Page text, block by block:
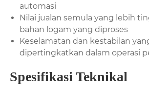
automasi
Nilai jualan semula yang lebih
bahan logam yang diproses
Keselamatan dan kestabilan
dipertingkatkan dalam operasi
Spesifikasi Teknikal